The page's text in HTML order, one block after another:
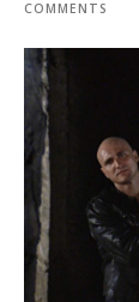
COMMENTS